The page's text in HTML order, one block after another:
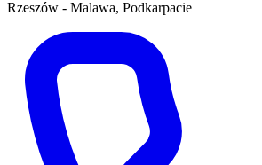
Rzeszów - Malawa, Podkarpacie